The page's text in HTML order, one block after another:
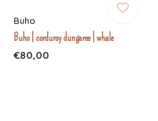
Buho
Buho | corduroy dungaree | whale
€80,00